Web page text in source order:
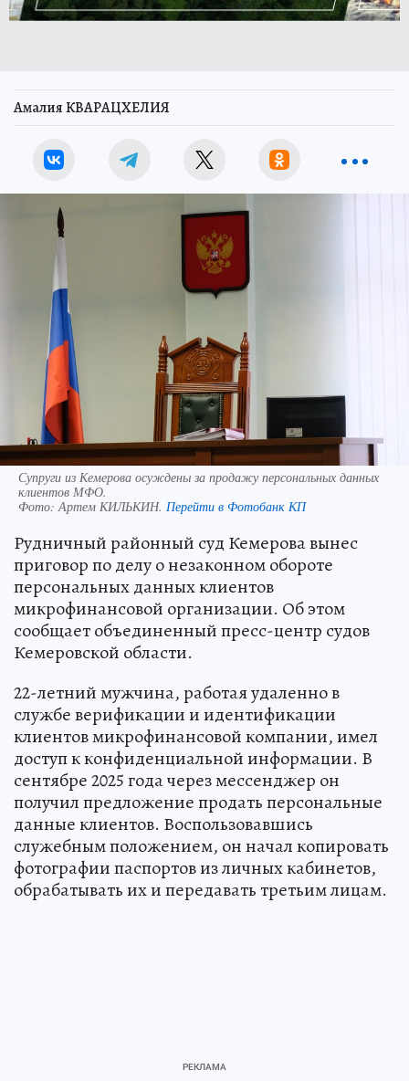
Амалия КВАРАЦХЕЛИЯ
Супруги из Кемерова осуждены за продажу персональных данных
клиентов МФО.
Фото:Артем КИЛЬКИН. Перейти в Фотобанк КП
Рудничный районный суд Кемерова вынес
приговор по делу о незаконном обороте
персональных данных клиентов
микрофинансовой организации. Об этом
сообщает объединенный пресс-центр судов
Кемеровской области.
22-летний мужчина, работая удаленно в
службе верификации и идентификации
клиентов микрофинансовой компании, имел
доступ к конфиденциальной информации. В
сентябре 2025 года через мессенджер он
получил предложение продать персональные
данные клиентов. Воспользовавшись
служебным положением, он начал копировать
фотографии паспортов из личных кабинетов,
обрабатывать их и передавать третьим лицам.